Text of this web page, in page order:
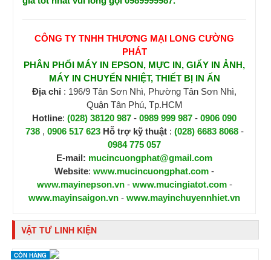
CÔNG TY TNHH THƯƠNG MẠI LONG CƯỜNG
PHÁT
PHÂN PHỐI MÁY IN EPSON, MỰC IN, GIẤY IN ẢNH,
MÁY IN CHUYỂN NHIỆT, THIẾT BỊ IN ẤN
Địa chỉ : 196/9 Tân Sơn Nhì, Phường Tân Sơn Nhì,
Quận Tân Phú, Tp.HCM
Hotline: (028) 38120 987 - 0989 999 987 - 0906 090
738, 0906 517 623 Hỗ trợ kỹ thuật : (028) 6683 8068-
0984 775 057
E-mail: mucincuongphat@gmail.com
Website: www.mucincuongphat.com -
www.mayinepson.vn- www.mucingiatot.com-
www.mayinsaigon.vn - www.mayinchuyennhiet.vn
VẬT TƯ LINH KIỆN
CÒN HÀNG